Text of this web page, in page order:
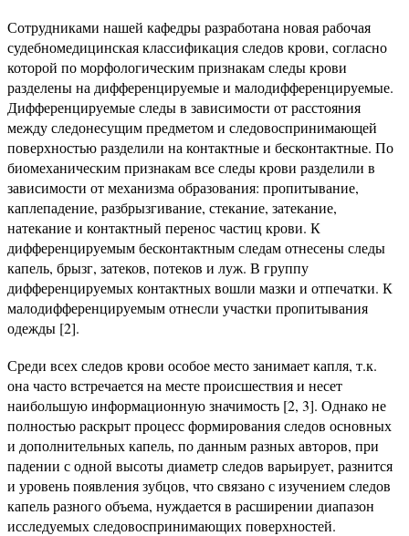
Сотрудниками нашей кафедры разработана новая рабочая
судебномедицинская классификация следов крови, согласно
которой по морфологическим признакам следы крови
разделены на дифференцируемые и малодифференцируемые.
Дифференцируемые следы в зависимости от расстояния
между следонесущим предметом и следовоспринимающей
поверхностью разделили на контактные и бесконтактные. По
биомеханическим признакам все следы крови разделили в
зависимости от механизма образования: пропитывание,
каплепадение, разбрызгивание, стекание, затекание,
натекание и контактный перенос частиц крови. К
дифференцируемым бесконтактным следам отнесены следы
капель, брызг, затеков, потеков и луж. В группу
дифференцируемых контактных вошли мазки и отпечатки. К
малодифференцируемым отнесли участки пропитывания
одежды [2].
Среди всех следов крови особое место занимает капля, т.к.
она часто встречается на месте происшествия и несет
наибольшую информационную значимость [2, 3]. Однако не
полностью раскрыт процесс формирования следов основных
и дополнительных капель, по данным разных авторов, при
падении с одной высоты диаметр следов варьирует, разнится
и уровень появления зубцов, что связано с изучением следов
капель разного объема, нуждается в расширении диапазон
исследуемых следовоспринимающих поверхностей.